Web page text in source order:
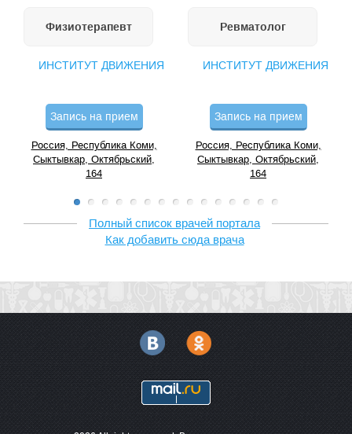
Физиотерапевт
ИНСТИТУТ ДВИЖЕНИЯ
Запись на прием
Россия, Республика Коми,
Сыктывкар, Октябрьский,
164
Ревматолог
ИНСТИТУТ ДВИЖЕНИЯ
Запись на прием
Россия, Республика Коми,
Сыктывкар, Октябрьский,
164
Полный список врачей портала
Как добавить сюда врача